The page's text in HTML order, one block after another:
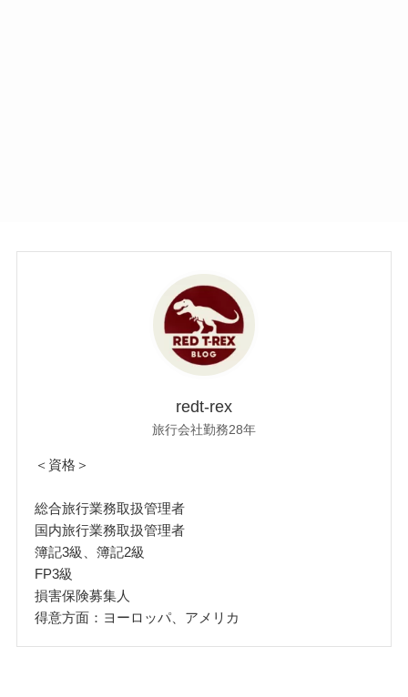
redt-rex
旅行会社勤務28年
＜資格＞
総合旅行業務取扱管理者
国内旅行業務取扱管理者
簿記3級、簿記2級
FP3級
損害保険募集人
得意方面：ヨーロッパ、アメリカ